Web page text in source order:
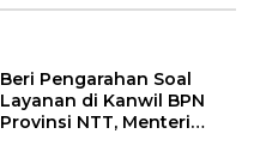
Beri Pengarahan Soal
Layanan di Kanwil BPN
Provinsi NTT, Menteri